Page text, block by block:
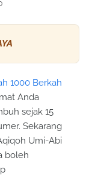
1000 Berkah
Anda
sejak 15
Sekarang
Umi-Abi
boleh